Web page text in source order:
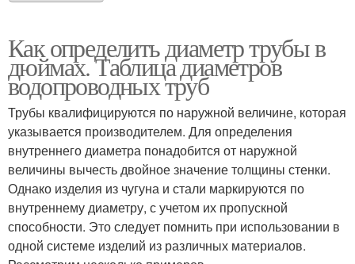
Как определить диаметр трубы в
дюймах. Таблица диаметров
водопроводных труб
Трубы квалифицируются по наружной величине, которая
указывается производителем. Для определения
внутреннего диаметра понадобится от наружной
величины вычесть двойное значение толщины стенки.
Однако изделия из чугуна и стали маркируются по
внутреннему диаметру, с учетом их пропускной
способности. Это следует помнить при использовании в
одной системе изделий из различных материалов.